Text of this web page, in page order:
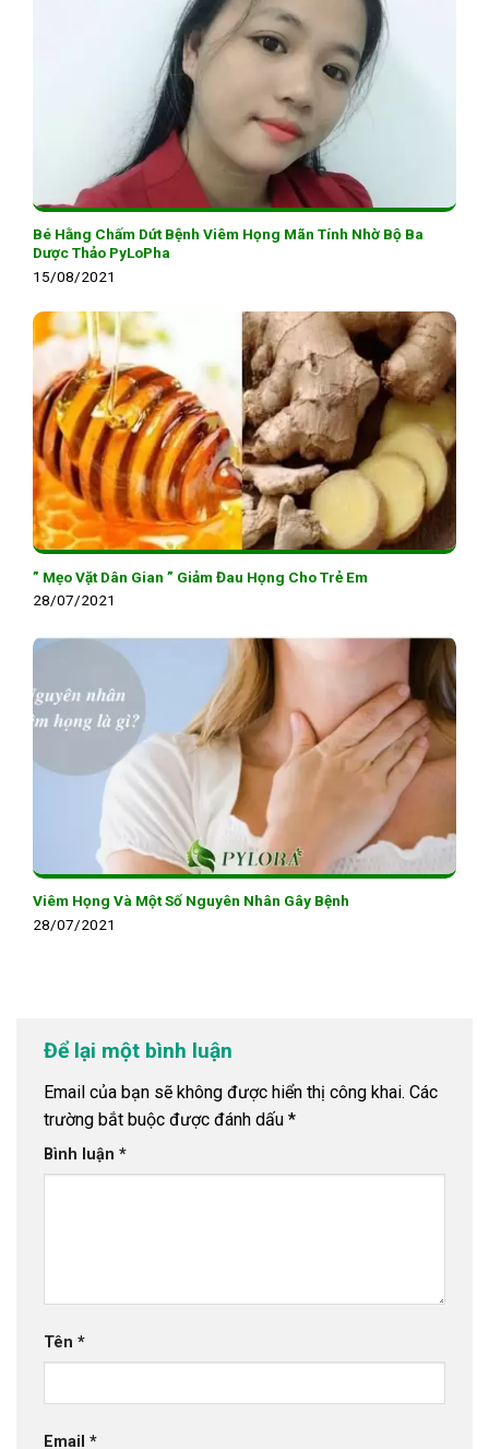
Bé Hằng Chấm Dứt Bệnh Viêm Họng Mãn Tính Nhờ Bộ Ba
Dược Thảo PyLoPha
15/08/2021
” Mẹo Vặt Dân Gian ” Giảm Đau Họng Cho Trẻ Em
28/07/2021
Viêm Họng Và Một Số Nguyên Nhân Gây Bệnh
28/07/2021
Để lại một bình luận
Email của bạn sẽ không được hiển thị công khai. Các
trường bắt buộc được đánh dấu *
Bình luận *
Tên *
Email *